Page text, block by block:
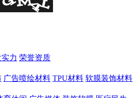
力 荣誉资质
广告喷绘材料 TPU材料 软膜装饰材料